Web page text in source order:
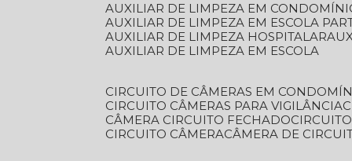
AUXILIAR DE LIMPEZA EM
AUXILIAR DE LIMPEZA EM ESCOLA
AUXILIAR DE LIMPEZA HOSPITALAR
AUXILIAR DE LIMPEZA EM ESCOLA
CIRCUITO DE CÂMERAS EM
CIRCUITO CÂMERAS PARA VIGILÂNCIA
CÂMERA CIRCUITO FECHADO
CIRCUITO CÂMERA
CÂMERA DE